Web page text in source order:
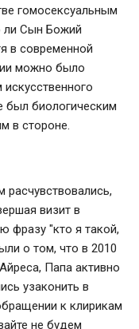
гомосексуальным
ли Сын Божий
в современной
можно было
был биологическим
в стороне.
визит в
фразу "кто я такой,
о том, что в 2010
Папа активно
узаконить в
к клирикам
не будем